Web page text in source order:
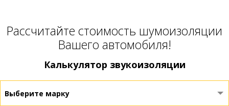
Расcчитайте стоимость шумоизоляции
Вашего автомобиля!
Калькулятор звукоизоляции
Выберите марку